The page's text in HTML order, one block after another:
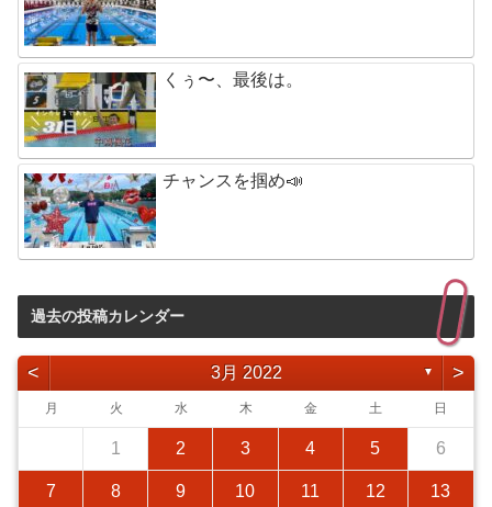
くぅ〜、最後は。
チャンスを掴め📣
過去の投稿カレンダー
< 3月 2022 ▼ >
月 火 水 木 金 土 日
1 2 3 4 5 6
7 8 9 10 11 12 13